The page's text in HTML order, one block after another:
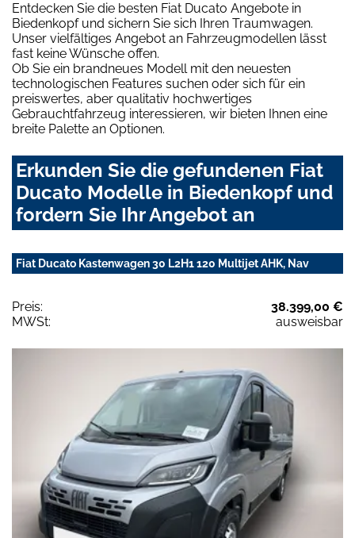
Entdecken Sie die besten Fiat Ducato Angebote in
Biedenkopf und sichern Sie sich Ihren Traumwagen.
Unser vielfältiges Angebot an Fahrzeugmodellen lässt
fast keine Wünsche offen.
Ob Sie ein brandneues Modell mit den neuesten
technologischen Features suchen oder sich für ein
preiswertes, aber qualitativ hochwertiges
Gebrauchtfahrzeug interessieren, wir bieten Ihnen eine
breite Palette an Optionen.
Erkunden Sie die gefundenen Fiat
Ducato Modelle in Biedenkopf und
fordern Sie Ihr Angebot an
Fiat Ducato Kastenwagen 30 L2H1 120 Multijet AHK, Nav
Preis:
38.399,00 €
MWSt:
ausweisbar